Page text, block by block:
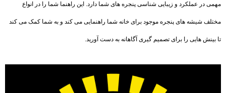
مهمی در عملکرد و زیبایی شناسی پنجره های شما دارد. این راهنما شما را در انواع
مختلف شیشه های پنجره موجود برای خانه شما راهنمایی می کند و به شما کمک می کند
تا بینش هایی را برای تصمیم گیری آگاهانه به دست آورید.